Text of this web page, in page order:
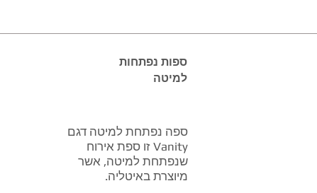
ספות נפתחות
למיטה
ספה נפתחת למיטה דגם
Vanity זו ספת אירוח
שנפתחת למיטה, אשר
מיוצרת באיטליה.